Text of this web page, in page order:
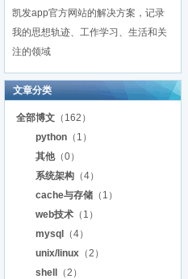
凯发app官方网站的解决方案，记录
我的思想轨迹、工作学习、生活和关
注的领域
文章分类
全部博文 （162）
python （1）
其他（0）
系统架构 （4）
cache与存储 （1）
web技术 （1）
mysql
（4）
unix/linux （2）
shell
（2）